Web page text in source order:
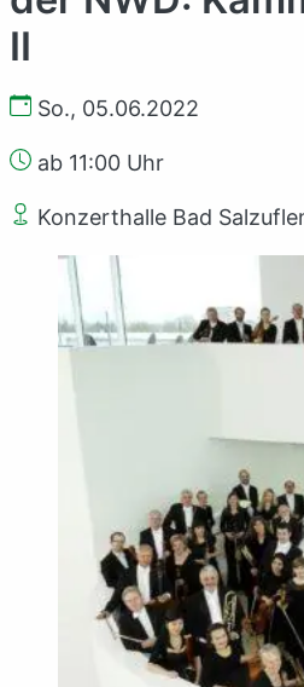
II
So., 05.06.2022
ab 11:00 Uhr
Konzerthalle Bad